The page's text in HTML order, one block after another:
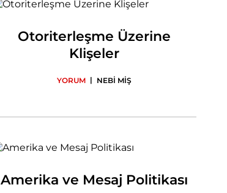
Otoriterleşme Üzerine
Klişeler
YORUM | NEBİ MİŞ
Amerika ve Mesaj Politikası